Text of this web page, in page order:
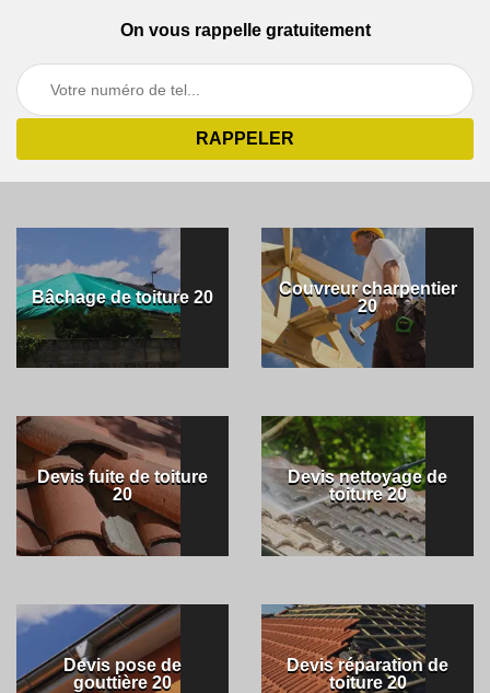
On vous rappelle gratuitement
Bâchage de toiture 20
Couvreur charpentier
20
Devis fuite de toiture
20
Devis nettoyage de
toiture 20
Devis pose de
gouttière 20
Devis réparation de
toiture 20